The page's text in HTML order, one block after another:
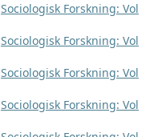
Sociologisk Forskning: Vol
Sociologisk Forskning: Vol
Sociologisk Forskning: Vol
Sociologisk Forskning: Vol